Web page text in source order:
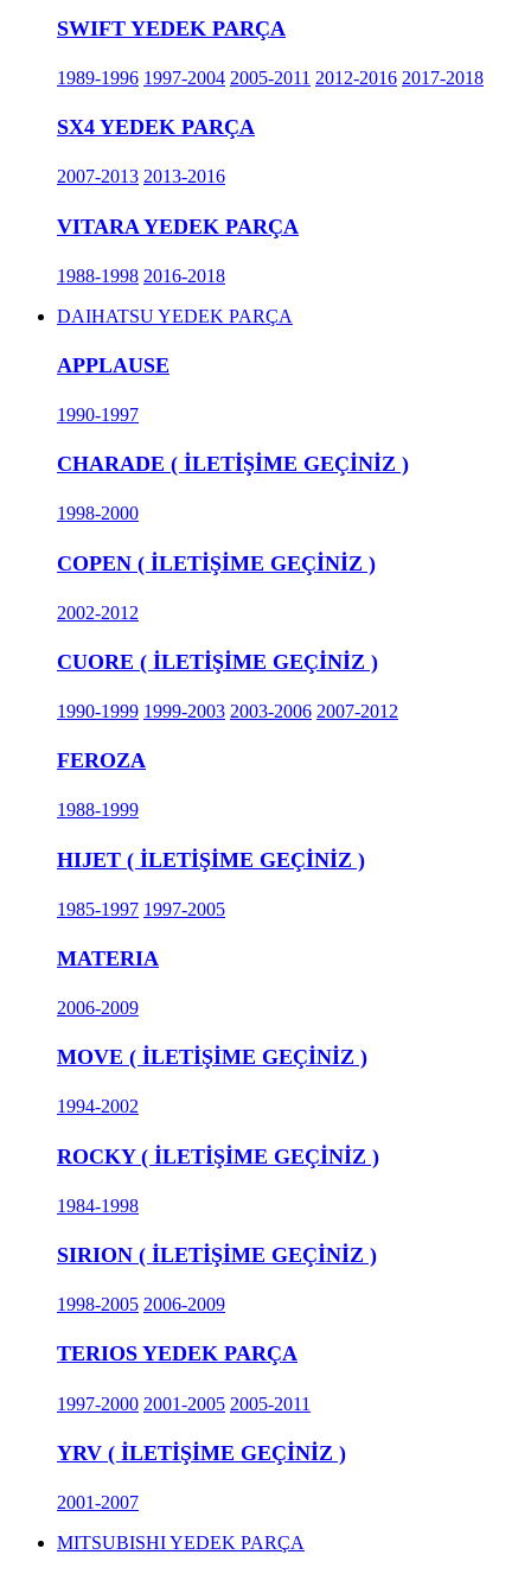
SWIFT YEDEK PARÇA
1989-1996 1997-2004 2005-2011 2012-2016 2017-2018
SX4 YEDEK PARÇA
2007-2013 2013-2016
VITARA YEDEK PARÇA
1988-1998 2016-2018
DAIHATSU YEDEK PARÇA
APPLAUSE
1990-1997
CHARADE ( İLETİŞİME GEÇİNİZ )
1998-2000
COPEN ( İLETİŞİME GEÇİNİZ )
2002-2012
CUORE ( İLETİŞİME GEÇİNİZ )
1990-1999 1999-2003 2003-2006 2007-2012
FEROZA
1988-1999
HIJET ( İLETİŞİME GEÇİNİZ )
1985-1997 1997-2005
MATERIA
2006-2009
MOVE ( İLETİŞİME GEÇİNİZ )
1994-2002
ROCKY ( İLETİŞİME GEÇİNİZ )
1984-1998
SIRION ( İLETİŞİME GEÇİNİZ )
1998-2005 2006-2009
TERIOS YEDEK PARÇA
1997-2000 2001-2005 2005-2011
YRV ( İLETİŞİME GEÇİNİZ )
2001-2007
MITSUBISHI YEDEK PARÇA